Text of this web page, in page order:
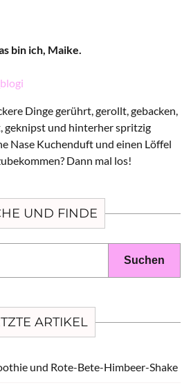
bin ich, Maike.
Dinge gerührt, gerollt, gebacken,
geknipst und hinterher spritzig
Nase Kuchenduft und einen Löffel
Dann mal los!
UND FINDE
ARTIKEL
und Rote-Bete-Himbeer-Shake